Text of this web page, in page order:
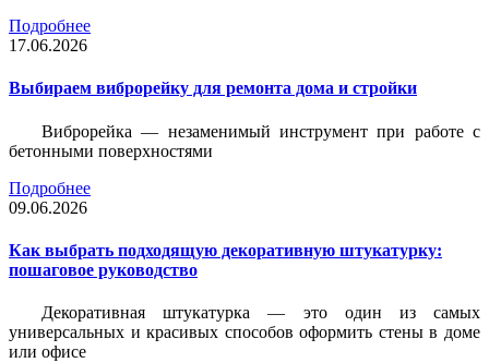
Подробнее
17.06.2026
Выбираем виброрейку для ремонта дома и стройки
Виброрейка — незаменимый инструмент при работе с
бетонными поверхностями
Подробнее
09.06.2026
Как выбрать подходящую декоративную штукатурку:
пошаговое руководство
Декоративная штукатурка — это один из самых
универсальных и красивых способов оформить стены в доме
или офисе